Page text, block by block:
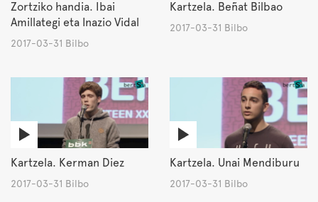
Zortziko handia. Ibai
Amillategi eta Inazio Vidal
2017-03-31 Bilbo
Kartzela. Beñat Bilbao
2017-03-31 Bilbo
Kartzela. Kerman Diez
2017-03-31 Bilbo
Kartzela. Unai Mendiburu
2017-03-31 Bilbo